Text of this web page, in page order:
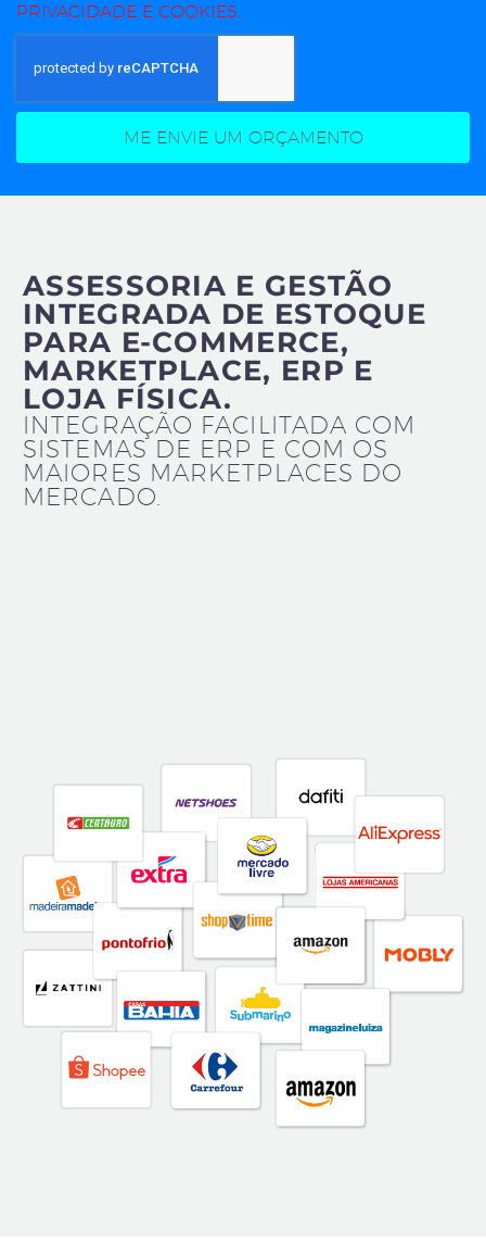
PRIVACIDADE E COOKIES.
ME ENVIE UM ORÇAMENTO
ASSESSORIA E GESTÃO
INTEGRADA DE ESTOQUE
PARA E-COMMERCE,
MARKETPLACE, ERP E
LOJA FÍSICA.
INTEGRAÇÃO FACILITADA COM
SISTEMAS DE ERP E COM OS
MAIORES MARKETPLACES DO
MERCADO.